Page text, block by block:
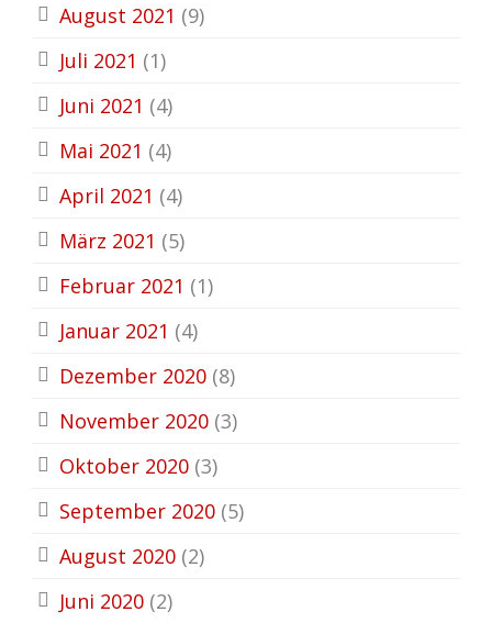
August 2021 (9)
Juli 2021 (1)
Juni 2021 (4)
Mai 2021 (4)
April 2021 (4)
März 2021 (5)
Februar 2021 (1)
Januar 2021 (4)
Dezember 2020 (8)
November 2020 (3)
Oktober 2020 (3)
September 2020 (5)
August 2020 (2)
Juni 2020 (2)